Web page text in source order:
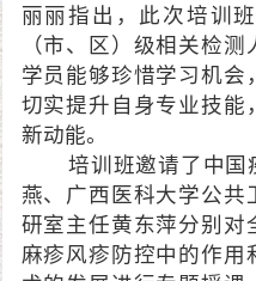
丽丽指出，此次培训
（市、区）级相关检
学员能够珍惜学习机会
切实提升自身专业技能
新动能。
培训班邀请了中国
燕、广西医科大学公共
研室主任黄东萍分别对
麻疹风疹防控中的作用